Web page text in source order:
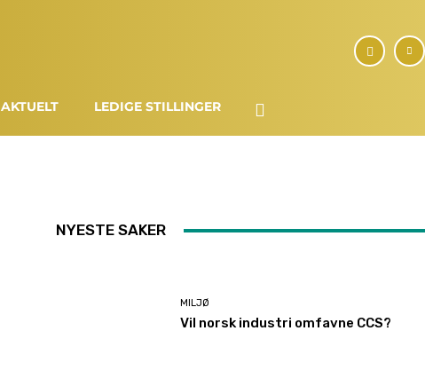
AKTUELT LEDIGE STILLINGER
NYESTE SAKER
MILJØ
Vil norsk industri omfavne CCS?